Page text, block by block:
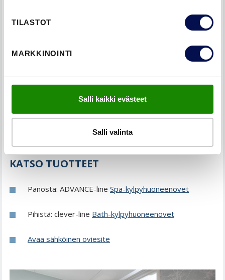
TILASTOT
MARKKINOINTI
Salli kaikki evästeet
Salli valinta
KATSO TUOTTEET
Panosta: ADVANCE-line Spa-kylpyhuoneenovet
Pihistä: clever-line Bath-kylpyhuoneenovet
Avaa sähköinen oviesite